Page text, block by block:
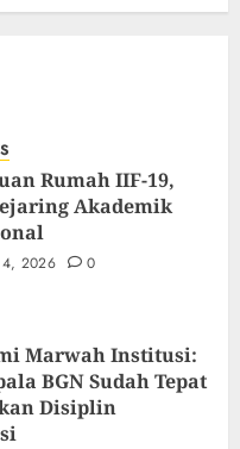
Rumah IIF-19,
Akademik
4, 2026 0
Marwah Institusi:
BGN Sudah Tepat
Disiplin